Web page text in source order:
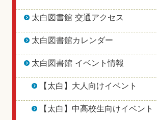
太白図書館 交通アクセス
太白図書館カレンダー
太白図書館 イベント情報
【太白】大人向けイベント
【太白】中高校生向けイベント